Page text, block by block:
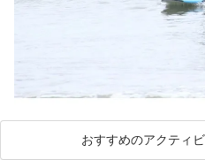
おすすめのアクティ